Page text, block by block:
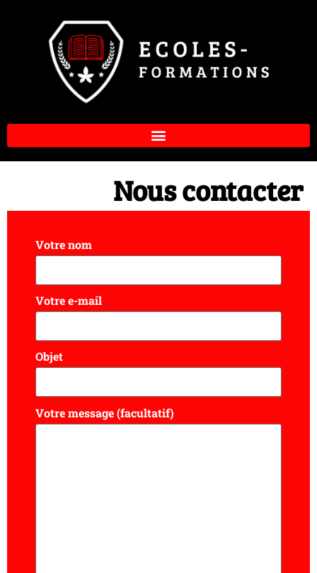
Nous contacter
Votre nom
Votre e-mail
Objet
Votre message (facultatif)